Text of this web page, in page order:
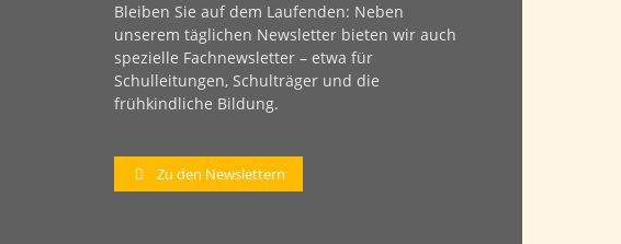
Bleiben Sie auf dem Laufenden: Neben
unserem täglichen Newsletter bieten wir auch
spezielle Fachnewsletter – etwa für
Schulleitungen, Schulträger und die
frühkindliche Bildung.
Zu den Newslettern